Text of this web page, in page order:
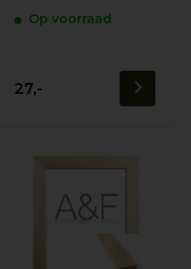
Op voorraad
27,-